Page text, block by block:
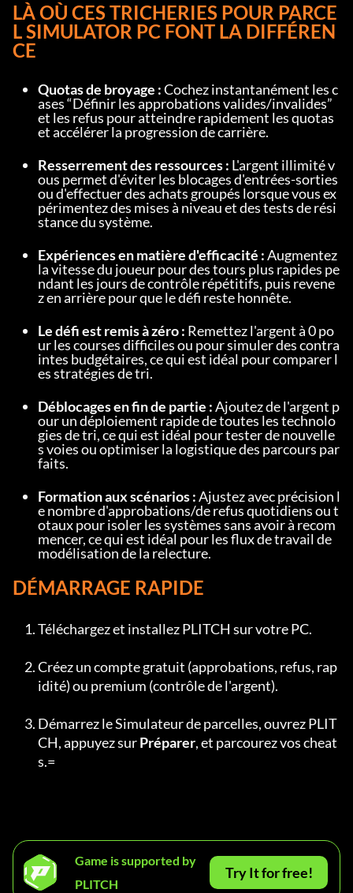
LÀ OÙ CES TRICHERIES POUR PARCE
L SIMULATOR PC FONT LA DIFFÉREN
CE
Quotas de broyage : Cochez instantanément les c
ases “Définir les approbations valides/invalides”
et les refus pour atteindre rapidement les quotas
et accélérer la progression de carrière.
Resserrement des ressources : L'argent illimité v
ous permet d'éviter les blocages d'entrées-sorties
ou d'effectuer des achats groupés lorsque vous ex
périmentez des mises à niveau et des tests de rési
stance du système.
Expériences en matière d'efficacité : Augmentez
la vitesse du joueur pour des tours plus rapides pe
ndant les jours de contrôle répétitifs, puis revene
z en arrière pour que le défi reste honnête.
Le défi est remis à zéro : Remettez l'argent à 0 po
ur les courses difficiles ou pour simuler des contra
intes budgétaires, ce qui est idéal pour comparer l
es stratégies de tri.
Déblocages en fin de partie : Ajoutez de l'argent p
our un déploiement rapide de toutes les technolo
gies de tri, ce qui est idéal pour tester de nouvelle
s voies ou optimiser la logistique des parcours par
faits.
Formation aux scénarios : Ajustez avec précision l
e nombre d'approbations/de refus quotidiens ou t
otaux pour isoler les systèmes sans avoir à recom
mencer, ce qui est idéal pour les flux de travail de
modélisation de la relecture.
DÉMARRAGE RAPIDE
Téléchargez et installez PLITCH sur votre PC.
Créez un compte gratuit (approbations, refus, rap
idité) ou premium (contrôle de l'argent).
Démarrez le Simulateur de parcelles, ouvrez PLIT
CH, appuyez sur Préparer, et parcourez vos cheat
s.=
Game is supported by
PLITCH
Try It for free!